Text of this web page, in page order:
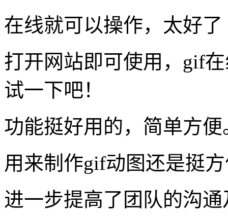
在线就可以操作，太好了
打开网站即可使用，gif
试一下吧！
功能挺好用的，简单方便
用来制作gif动图还是挺
进一步提高了团队的沟